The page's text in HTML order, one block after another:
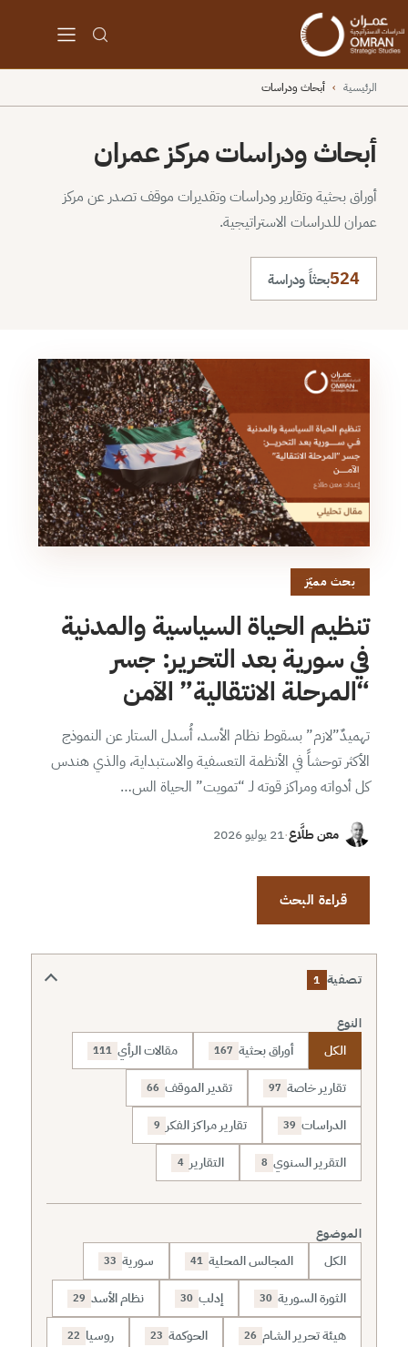
الرئيسية › أبحاث ودراسات
أبحاث ودراسات مركز عمران
أوراق بحثية وتقارير ودراسات وتقديرات موقف تصدر عن مركز
عمران للدراسات الاستراتيجية.
524بحثاً ودراسة
بحث مميّز
تنظيم الحياة السياسية والمدنية
في سورية بعد التحرير: جسر
“المرحلة الانتقالية” الآمن
تهميدٌ”لازم” بسقوط نظام الأسد، أُسدل الستار عن النموذج
الأكثر توحشاً في الأنظمة التعسفية والاستبداية، والذي هندس
كل أدواته ومراكز قوته لـ “تمويت” الحياة الس…
معن طلَّاع·21 يوليو 2026
قراءة البحث
تصفية 1
النوع
الكل أوراق بحثية 167 مقالات الرأي 111
تقارير خاصة 97 تقدير الموقف 66
الدراسات 39 تقارير مراكز الفكر 9
التقرير السنوي 8 التقارير 4
الموضوع
الكل المجالس المحلية 41 سورية 33
الثورة السورية 30 إدلب 30 نظام الأسد 29
هيئة تحرير الشام 26 الحوكمة 23 روسيا 22